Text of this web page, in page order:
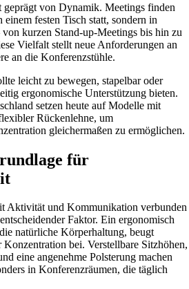
von Dynamik. Meetings finden
festen Tisch statt, sondern in
kurzen Stand-up-Meetings bis hin zu
Vielfalt stellt neue Anforderungen an
an die Konferenzstühle.
leicht zu bewegen, stapelbar oder
ergonomische Unterstützung bieten.
setzen heute auf Modelle mit
Rückenlehne, um
gleichermaßen zu ermöglichen.
für
Aktivität und Kommunikation verbunden
Faktor. Ein ergonomisch
natürliche Körperhaltung, beugt
bei. Verstellbare Sitzhöhen,
eine angenehme Polsterung machen
in Konferenzräumen, die täglich